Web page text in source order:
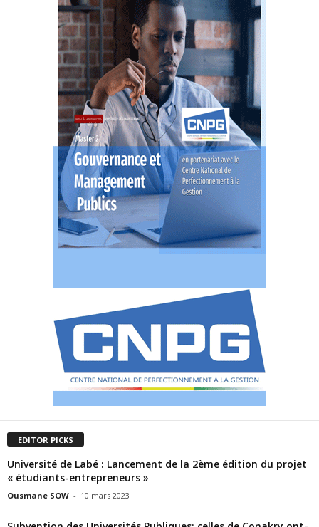
EDITOR PICKS
Université de Labé : Lancement de la 2ème édition du projet
« étudiants-entrepreneurs »
Ousmane SOW - 10 mars 2023